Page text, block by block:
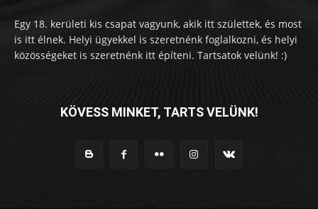
Egy 18. kerületi kis csapat vagyunk, akik itt születtek, és most
is itt élnek. Helyi ügyekkel is szeretnénk foglalkozni, és helyi
közösségeket is szeretnénk itt építeni. Tartsatok velünk! :)
KÖVESS MINKET, TARTS VELÜNK!